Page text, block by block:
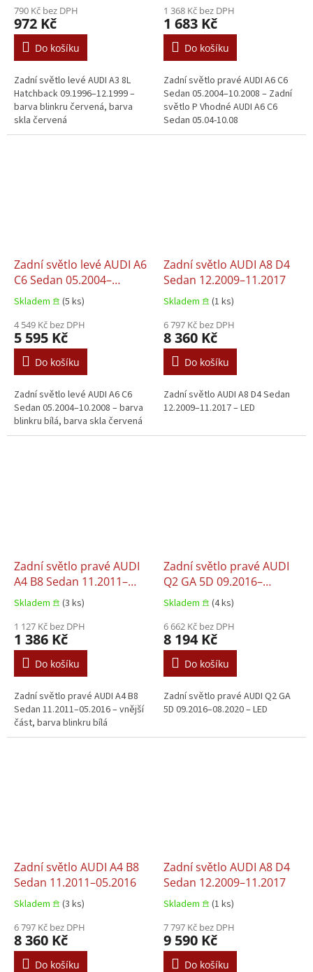
790 Kč bez DPH
972 Kč
Do košíku
Zadní světlo levé AUDI A3 8L
Hatchback 09.1996–12.1999 –
barva blinkru červená, barva
skla červená
1 368 Kč bez DPH
1 683 Kč
Do košíku
Zadní světlo pravé AUDI A6 C6
Sedan 05.2004–10.2008 – Zadní
světlo P Vhodné AUDI A6 C6
Sedan 05.04-10.08
Zadní světlo levé AUDI A6
C6 Sedan 05.2004–
10.2008
Skladem 𖠿 (5 ks)
4 549 Kč bez DPH
5 595 Kč
Do košíku
Zadní světlo levé AUDI A6 C6
Sedan 05.2004–10.2008 – barva
blinkru bílá, barva skla červená
Zadní světlo AUDI A8 D4
Sedan 12.2009–11.2017
Skladem 𖠿 (1 ks)
6 797 Kč bez DPH
8 360 Kč
Do košíku
Zadní světlo AUDI A8 D4 Sedan
12.2009–11.2017 – LED
Zadní světlo pravé AUDI
A4 B8 Sedan 11.2011–
05.2016
Skladem 𖠿 (3 ks)
1 127 Kč bez DPH
1 386 Kč
Do košíku
Zadní světlo pravé AUDI A4 B8
Sedan 11.2011–05.2016 – vnější
část, barva blinkru bílá
Zadní světlo pravé AUDI
Q2 GA 5D 09.2016–
08.2020
Skladem 𖠿 (4 ks)
6 662 Kč bez DPH
8 194 Kč
Do košíku
Zadní světlo pravé AUDI Q2 GA
5D 09.2016–08.2020 – LED
Zadní světlo AUDI A4 B8
Sedan 11.2011–05.2016
Skladem 𖠿 (3 ks)
6 797 Kč bez DPH
8 360 Kč
Do košíku
Zadní světlo AUDI A8 D4
Sedan 12.2009–11.2017
Skladem 𖠿 (1 ks)
7 797 Kč bez DPH
9 590 Kč
Do košíku